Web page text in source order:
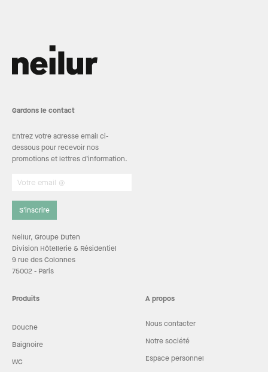
Gardons le contact
Entrez votre adresse email ci-
dessous pour recevoir nos
promotions et lettres d’information.
S’inscrire
Neilur, Groupe Duten
Division Hôtellerie & Résidentiel
9 rue des Colonnes
75002 - Paris
Produits
Douche
Baignoire
WC
A propos
Nous contacter
Notre société
Espace personnel